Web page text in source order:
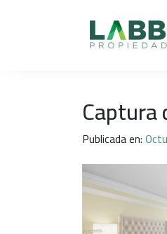
Publicada en: